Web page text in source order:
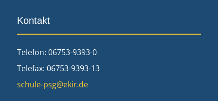
Kontakt
Telefon: 06753-9393-0
Telefax: 06753-9393-13
schule-psg@ekir.de